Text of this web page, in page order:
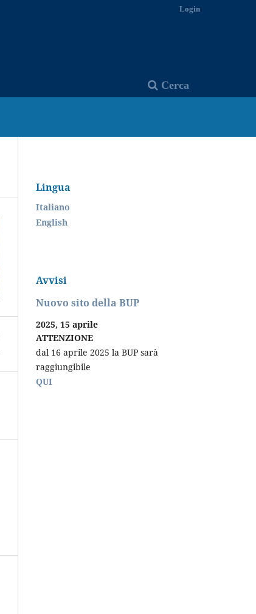
Cerca
Login
Lingua
Italiano
English
Avvisi
Nuovo sito della BUP
2025, 15 aprile
ATTENZIONE
dal 16 aprile 2025 la BUP sarà
raggiungibile
QUI